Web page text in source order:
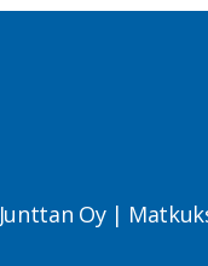
Junttan Oy |